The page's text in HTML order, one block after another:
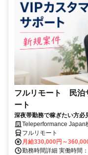
フルリモート 民泊
ート
深夜帯勤務で稼ぎたい方必
Teleperformance Japan
フルリモート
月給330,000円～
勤務時間詳細 実働時間